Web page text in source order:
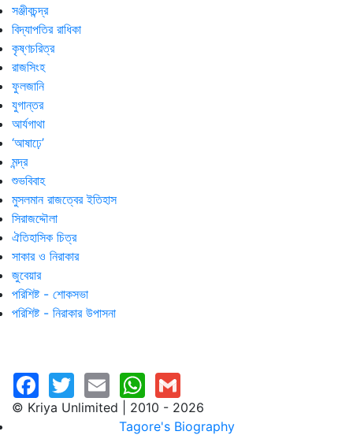
সঞ্জীবচন্দ্র
বিদ্যাপতির রাধিকা
কৃষ্ণচরিত্র
রাজসিংহ
ফুলজানি
যুগান্তর
আর্যগাথা
‘আষাঢ়ে’
মন্দ্র
শুভবিবাহ
মুসলমান রাজত্বের ইতিহাস
সিরাজদ্দৌলা
ঐতিহাসিক চিত্র
সাকার ও নিরাকার
জুবেয়ার
পরিশিষ্ট - শোকসভা
পরিশিষ্ট - নিরাকার উপাসনা
© Kriya Unlimited | 2010 - 2026
Tagore's Biography